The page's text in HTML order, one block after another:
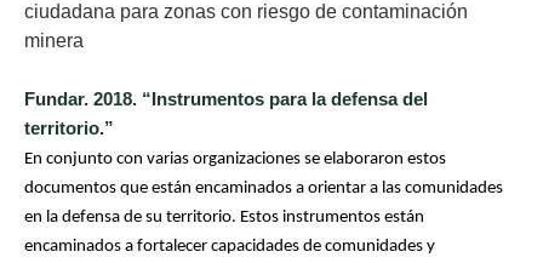
ciudadana para zonas con riesgo de contaminación
minera
Fundar. 2018. “Instrumentos para la defensa del
territorio.”
En conjunto con varias organizaciones se elaboraron estos
documentos que están encaminados a orientar a las comunidades
en la defensa de su territorio. Estos instrumentos están
encaminados a fortalecer capacidades de comunidades y